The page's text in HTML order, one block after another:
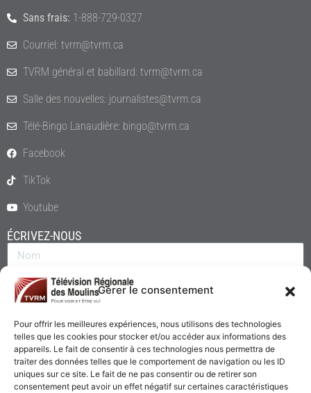
Gérer le consentement
Pour offrir les meilleures expériences, nous utilisons des technologies
telles que les cookies pour stocker et/ou accéder aux informations des
appareils. Le fait de consentir à ces technologies nous permettra de
traiter des données telles que le comportement de navigation ou les ID
uniques sur ce site. Le fait de ne pas consentir ou de retirer son
consentement peut avoir un effet négatif sur certaines caractéristiques
Sans frais: 1-888-729-0327
Courriel: tvrm@tvrm.ca
TVRM général et babillard: tvrm@tvrm.ca
Salle des nouvelles: journalistes@tvrm.ca
Télé-Bingo Lanaudière: bingo@tvrm.ca
Facebook
TikTok
Youtube
ÉCRIVEZ-NOUS